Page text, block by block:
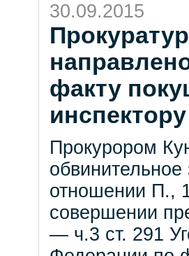
30.09.2015
факту
Прокурором
отношении П.,
совершении
— ч.3 ст. 291